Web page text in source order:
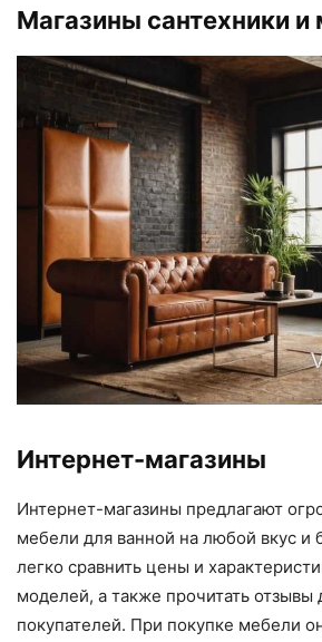
Магазины сантехники и
Интернет-магазины
Интернет-магазины предлагают
мебели для ванной на любой вкус
легко сравнить цены и
моделей, а также прочитать отзывы
покупателей. При покупке мебели